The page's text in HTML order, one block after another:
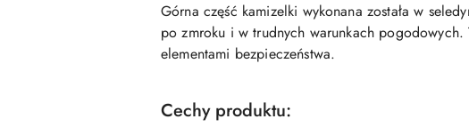
Górna część kamizelki wykonana została w
po zmroku i w trudnych warunkach
elementami bezpieczeństwa.
Cechy produktu: